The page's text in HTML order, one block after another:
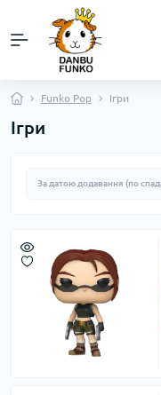
Funko Pop Ігри
Ігри